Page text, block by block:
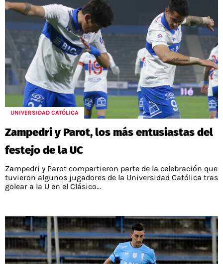
UNIVERSIDAD CATÓLICA
Zampedri y Parot, los más entusiastas del
festejo de la UC
Zampedri y Parot compartieron parte de la celebración que
tuvieron algunos jugadores de la Universidad Católica tras
golear a la U en el Clásico...